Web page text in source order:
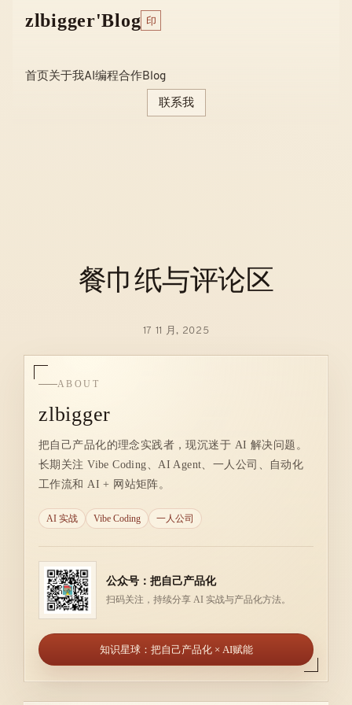
zlbigger'Blog 印
首页 关于我AI编程合作Blog
联系我
餐巾纸与评论区
17 11 月, 2025
ABOUT
zlbigger
把自己产品化的理念实践者，现沉迷于 AI 解决问题。
长期关注 Vibe Coding、AI Agent、一人公司、自动化
工作流和 AI + 网站矩阵。
AI 实战 Vibe Coding 一人公司
公众号：把自己产品化
扫码关注，持续分享 AI 实战与产品化方法。
知识星球：把自己产品化 × AI赋能